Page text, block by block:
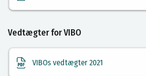
Vedtægter for VIBO
VIBOs vedtægter 2021